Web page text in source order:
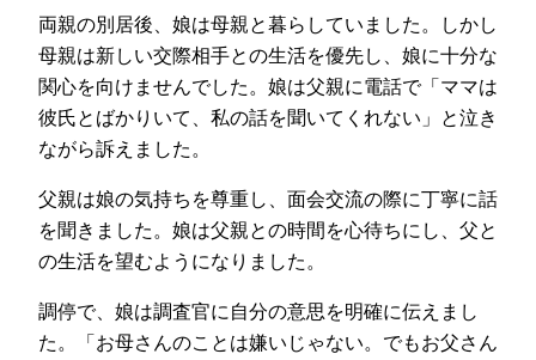
両親の別居後、娘は母親と暮らしていました。しかし
母親は新しい交際相手との生活を優先し、娘に十分な
関心を向けませんでした。娘は父親に電話で「ママは
彼氏とばかりいて、私の話を聞いてくれない」と泣き
ながら訴えました。
父親は娘の気持ちを尊重し、面会交流の際に丁寧に話
を聞きました。娘は父親との時間を心待ちにし、父と
の生活を望むようになりました。
調停で、娘は調査官に自分の意思を明確に伝えまし
た。「お母さんのことは嫌いじゃない。でもお父さん